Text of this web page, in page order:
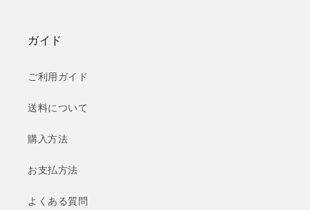
ガイド
ご利用ガイド
送料について
購入方法
お支払方法
よくある質問